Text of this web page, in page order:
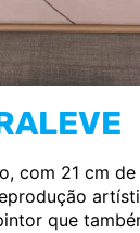
com 21 cm
que